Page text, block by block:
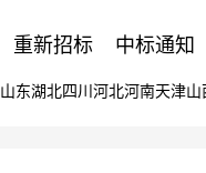
重新招标 中标通知
山东湖北四川 河北河南天津山